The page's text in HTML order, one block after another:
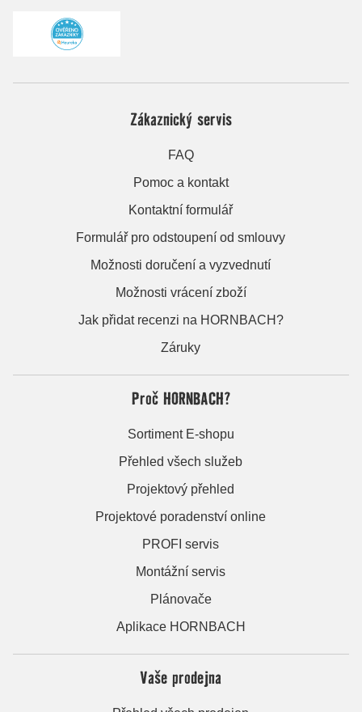
Zákaznický servis
FAQ
Pomoc a kontakt
Kontaktní formulář
Formulář pro odstoupení od smlouvy
Možnosti doručení a vyzvednutí
Možnosti vrácení zboží
Jak přidat recenzi na HORNBACH?
Záruky
Proč HORNBACH?
Sortiment E-shopu
Přehled všech služeb
Projektový přehled
Projektové poradenství online
PROFI servis
Montážní servis
Plánovače
Aplikace HORNBACH
Vaše prodejna